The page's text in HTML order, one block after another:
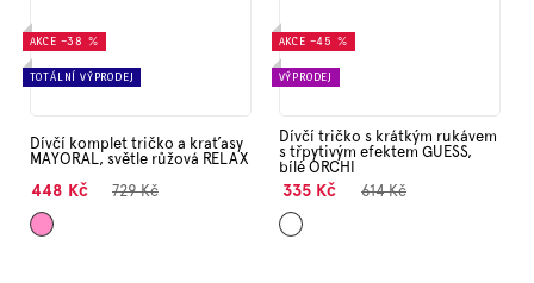
AKCE –38 %
TOTÁLNÍ VÝPRODEJ
Dívčí komplet tričko a kraťasy
MAYORAL, světle růžová RELAX
448 Kč 729 Kč
Růžová
AKCE –45 %
VÝPRODEJ
Dívčí tričko s krátkým rukávem
s třpytivým efektem GUESS,
bílé ORCHI
335 Kč 614 Kč
Bílá